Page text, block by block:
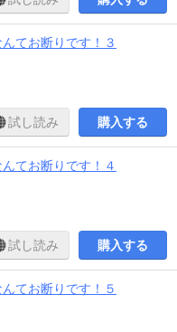
てお断りです！３
試し読み 購入する
てお断りです！４
試し読み 購入する
てお断りです！５